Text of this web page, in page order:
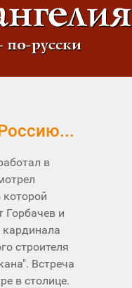
в
Горбачев и
строителя
Встреча
в столице.